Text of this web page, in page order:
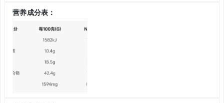
营养成分表：